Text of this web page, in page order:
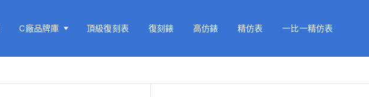
C廠品牌庫 頂級復刻表 復刻錶 高仿錶 精仿表 一比一精仿表